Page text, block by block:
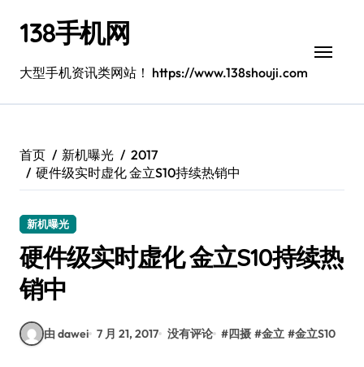
138手机网
大型手机资讯类网站！ https://www.138shouji.com
首页 新机曝光
2017
硬件级实时虚化 金立S10持续热销中
新机曝光
硬件级实时虚化 金立S10持续热
销中
由 dawei 7 月 21, 2017 没有评论 #四摄 #金立 #金立S10